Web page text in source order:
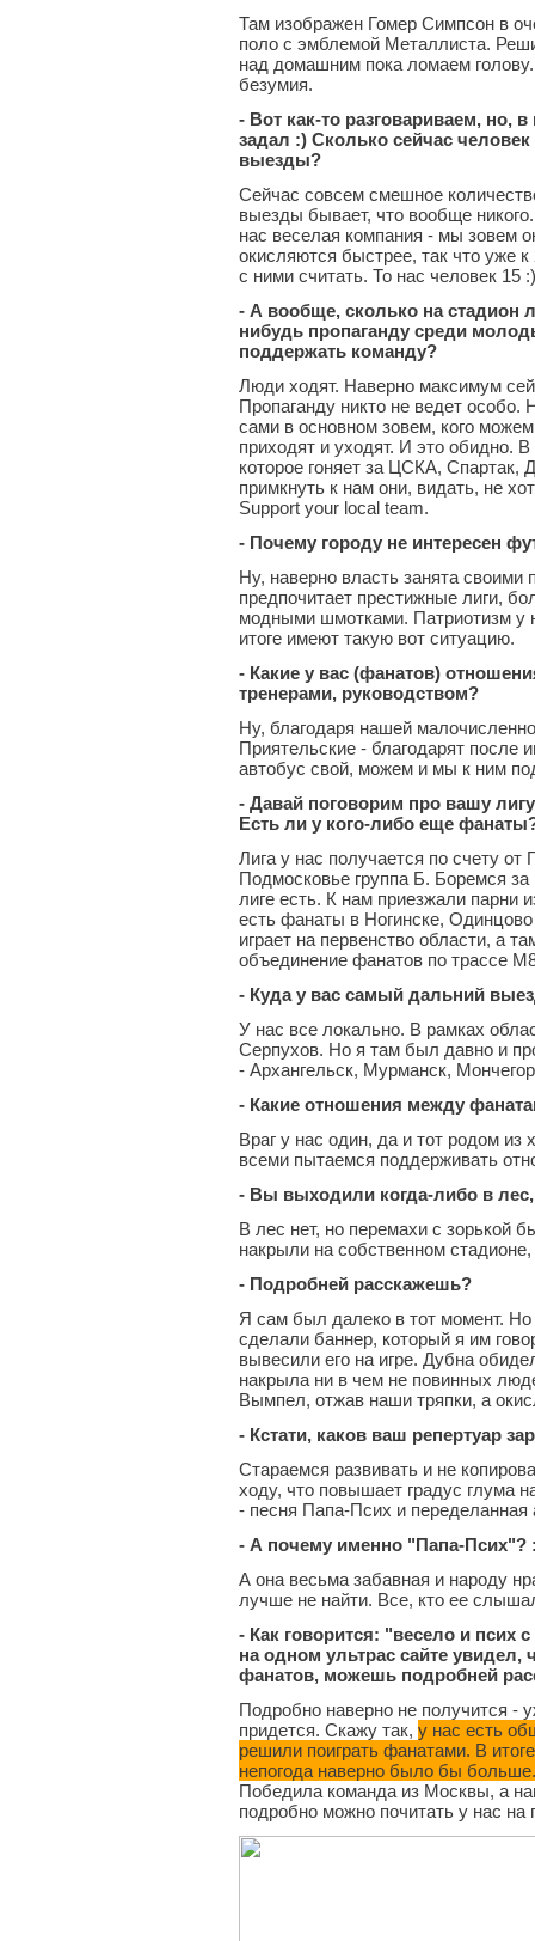
Там изображен Гомер Симпсон в
поло с эмблемой Металлиста.
над домашним пока ломаем
безумия.
- Вот как-то разговариваем, но,
задал :) Сколько сейчас человек
выезды?
Сейчас совсем смешное
выезды бывает, что вообще
нас веселая компания - мы зовем
окисляются быстрее, так что уже
с ними считать. То нас человек 15 :)
- А вообще, сколько на стадион
нибудь пропаганду среди
поддержать команду?
Люди ходят. Наверно максимум
Пропаганду никто не ведет
сами в основном зовем, кого
приходят и уходят. И это обидно.
которое гоняет за ЦСКА, Спартак,
примкнуть к нам они, видать, не
Support your local team.
- Почему городу не интересен
Ну, наверно власть занята
предпочитает престижные лиги,
модными шмотками. Патриотизм у
итоге имеют такую вот ситуацию.
- Какие у вас (фанатов)
тренерами, руководством?
Ну, благодаря нашей
Приятельские - благодарят после
автобус свой, можем и мы к ним
- Давай поговорим про вашу
Есть ли у кого-либо еще
Лига у нас получается по счету от
Подмосковье группа Б. Боремся
лиге есть. К нам приезжали парни
есть фанаты в Ногинске,
играет на первенство области, а
объединение фанатов по трассе
- Куда у вас самый дальний
У нас все локально. В рамках
Серпухов. Но я там был давно и
- Архангельск, Мурманск,
- Какие отношения между
Враг у нас один, да и тот родом из
всеми пытаемся поддерживать
- Вы выходили когда-либо в
В лес нет, но перемахи с зорькой
накрыли на собственном стадионе,
- Подробней расскажешь?
Я сам был далеко в тот момент. Но
сделали баннер, который я им
вывесили его на игре. Дубна
накрыла ни в чем не повинных
Вымпел, отжав наши тряпки, а
- Кстати, каков ваш репертуар
Стараемся развивать и не
ходу, что повышает градус глума
- песня Папа-Псих и
- А почему именно "Папа-Псих"?
А она весьма забавная и народу
лучше не найти. Все, кто ее
- Как говорится: "весело и псих
на одном ультрас сайте
фанатов, можешь подробней
Подробно наверно не получится -
придется. Скажу так, у нас есть
решили поиграть фанатами. В
непогода наверно было бы
Победила команда из Москвы, а
подробно можно почитать у нас на